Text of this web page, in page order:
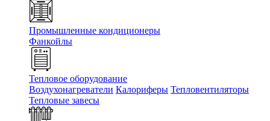
Промышленные кондиционеры
Фанкойлы
Тепловое оборудование
Воздухонагреватели Калориферы Тепловентиляторы
Тепловые завесы